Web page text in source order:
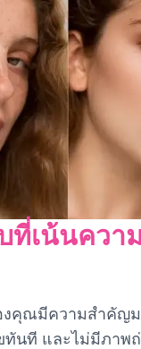
ที่เน้นควา
งคุณมีความสำคัญม
นที และไม่มีภาพ